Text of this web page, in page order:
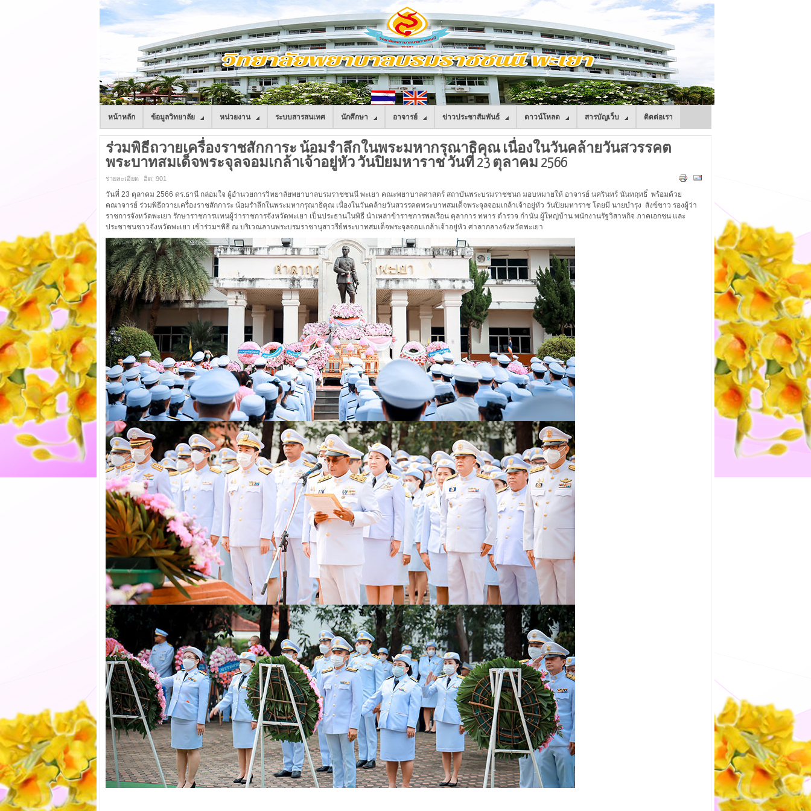
หน้าหลัก ข้อมูลวิทยาลัย หน่วยงาน ระบบสารสนเทศ นักศึกษา อาจารย์ ข่าวประชาสัมพันธ์ ดาวน์โหลด สารบัญเว็บ ติดต่อเรา
ร่วมพิธีถวายเครื่องราชสักการะ น้อมรำลึกในพระมหากรุณาธิคุณ เนื่องในวันคล้ายวันสวรรคต
พระบาทสมเด็จพระจุลจอมเกล้าเจ้าอยู่หัว วันปิยมหาราช วันที่ 23 ตุลาคม 2566
รายละเอียด ฮิต: 901
วันที่ 23 ตุลาคม 2566 ดร.ธานี กล่อมใจ ผู้อำนวยการวิทยาลัยพยาบาลบรมราชชนนี พะเยา คณะพยาบาลศาสตร์ สถาบันพระบรมราชชนก มอบหมายให้ อาจารย์ นครินทร์ นันทฤทธิ์ พร้อมด้วย
คณาจารย์ ร่วมพิธีถวายเครื่องราชสักการะ น้อมรำลึกในพระมหากรุณาธิคุณ เนื่องในวันคล้ายวันสวรรคตพระบาทสมเด็จพระจุลจอมเกล้าเจ้าอยู่หัว วันปิยมหาราช โดยมี นายบำรุง สังข์ขาว รองผู้ว่า
ราชการจังหวัดพะเยา รักษาราชการแทนผู้ว่าราชการจังหวัดพะเยา เป็นประธานในพิธี นำเหล่าข้าราชการพลเรือน ตุลาการ ทหาร ตำรวจ กำนัน ผู้ใหญ่บ้าน พนักงานรัฐวิสาหกิจ ภาคเอกชน และ
ประชาชนชาวจังหวัดพะเยา เข้าร่วมฯพิธี ณ บริเวณลานพระบรมราชานุสาวรีย์พระบาทสมเด็จพระจุลจอมเกล้าเจ้าอยู่หัว ศาลากลางจังหวัดพะเยา